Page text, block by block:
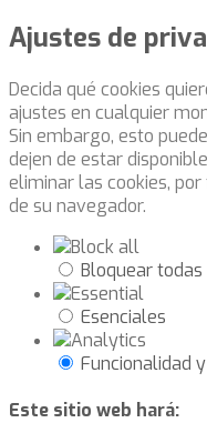
Ajustes de
Decida qué cookies
ajustes en cualquier
Sin embargo, esto
dejen de estar
eliminar las cookies,
de su navegador.
Bloquear todas
Esenciales
Funcionalidad
Este sitio web hará: